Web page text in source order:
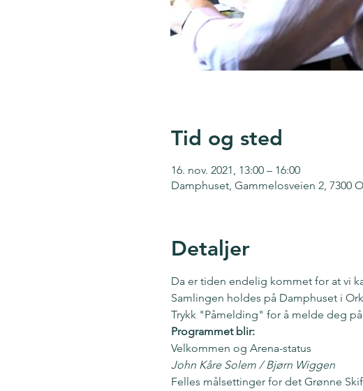
Tid og sted
16. nov. 2021, 13:00 – 16:00
Damphuset, Gammelosveien 2, 7300
Detaljer
Da er tiden endelig kommet for at vi
Samlingen holdes på Damphuset i
Trykk "Påmelding" for å melde deg
Programmet blir:
Velkommen og Arena-status
John Kåre Solem / Bjørn Wiggen
Felles målsettinger for det Grønne